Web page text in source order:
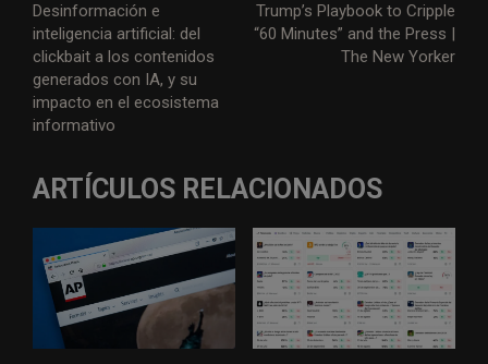
Desinformación e
inteligencia artificial: del
clickbait a los contenidos
generados con IA, y su
impacto en el ecosistema
informativo
Trump’s Playbook to Cripple
“60 Minutes” and the Press |
The New Yorker
ARTÍCULOS RELACIONADOS